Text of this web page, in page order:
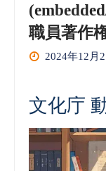
職員著作
2024年12月
文化庁